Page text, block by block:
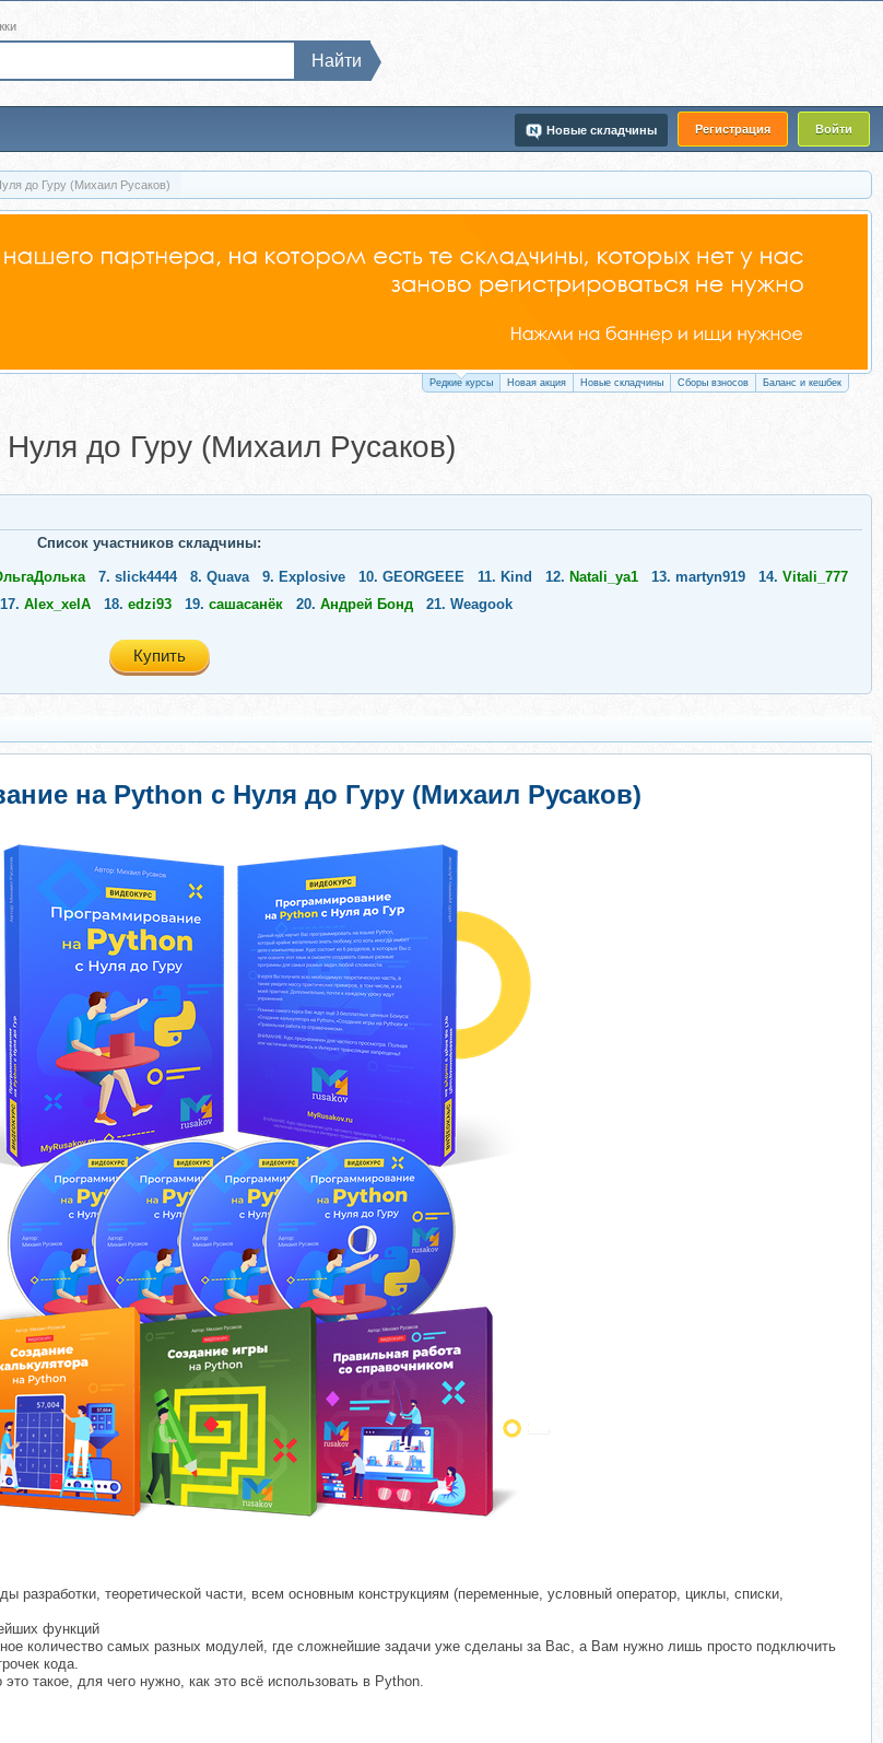
Регистрация Войти
Новые складчины
Найти
до Гуру (Михаил Русаков)
Редкие курсы Новая акция Новые складчины Сборы взносов Баланс и кешбек
до Гуру (Михаил Русаков)
Список участников складчины:
7. slick4444 8. Quava 9. Explosive 10. GEORGEEE 11. Kind 12. Natali_ya1 13. martyn919 14. Vitali_777
17. Alex_xelA 18. edzi93 19. сашасанёк 20. Андрей Бонд 21. Weagook
Купить
на Python с Нуля до Гуру (Михаил Русаков)
разработки, теоретической части, всем основным конструкциям (переменные, условный оператор, циклы, списки,
функций
количество самых разных модулей, где сложнейшие задачи уже сделаны за Вас, а Вам нужно лишь просто подключить
кода.
такое, для чего нужно, как это всё использовать в Python.